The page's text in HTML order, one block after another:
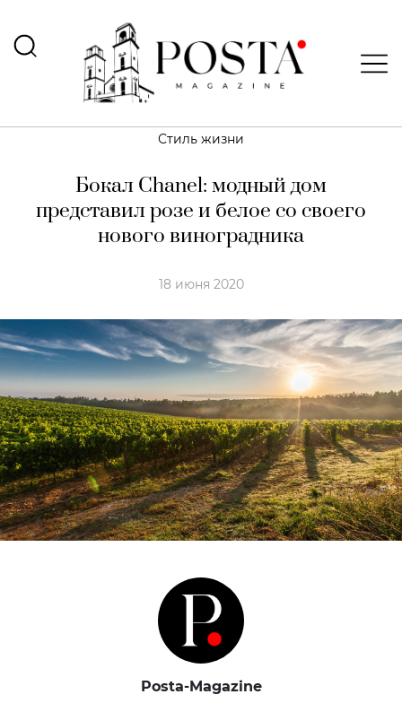
Стиль жизни
Бокал Chanel: модный дом
представил розе и белое со своего
нового виноградника
18 июня 2020
Posta-Magazine